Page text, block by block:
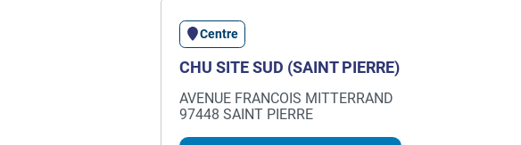
Centre
CHU SITE SUD (SAINT PIERRE)
AVENUE FRANCOIS MITTERRAND
97448 SAINT PIERRE